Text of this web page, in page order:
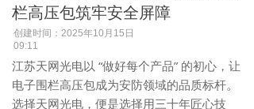
栏高压包筑牢安全屏障
创建时间： 2025年10月15日
09:11
江苏天网光电以 “做好每个产品” 的初心，让
电子围栏高压包成为安防领域的品质标杆。
选择天网光电，便是选择用三十年匠心技